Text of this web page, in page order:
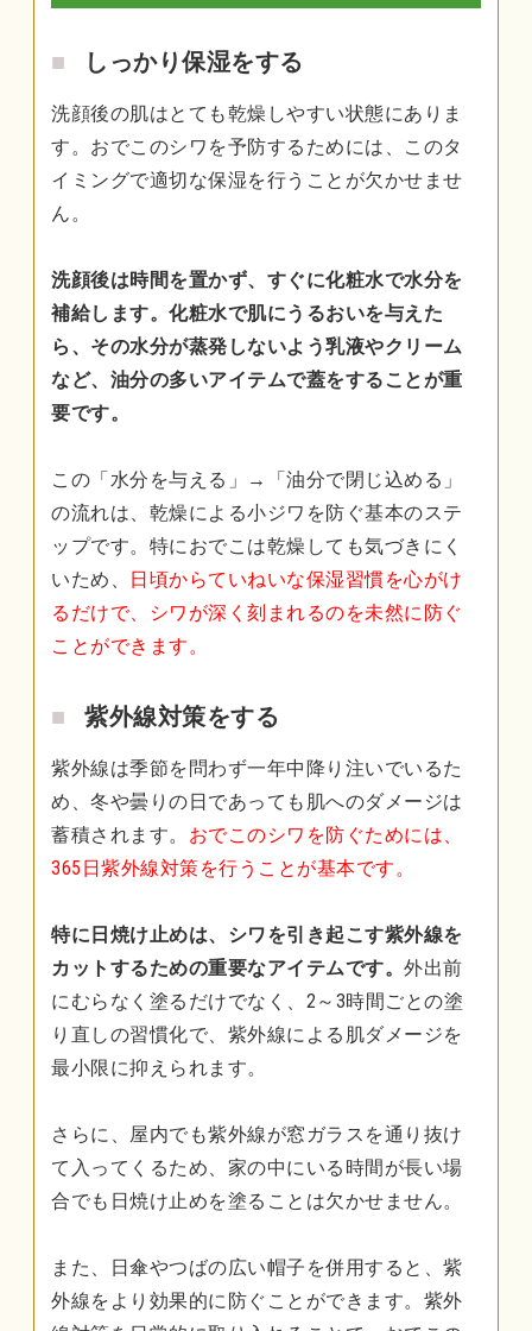
しっかり保湿をする
洗顔後の肌はとても乾燥しやすい状態にありま
す。おでこのシワを予防するためには、このタ
イミングで適切な保湿を行うことが欠かせませ
ん。
洗顔後は時間を置かず、すぐに化粧水で水分を
補給します。化粧水で肌にうるおいを与えた
ら、その水分が蒸発しないよう乳液やクリーム
など、油分の多いアイテムで蓋をすることが重
要です。
この「水分を与える」→「油分で閉じ込める」
の流れは、乾燥による小ジワを防ぐ基本のステ
ップです。特におでこは乾燥しても気づきにく
いため、
日頃からていねいな保湿習慣を心がけ
るだけで、シワが深く刻まれるのを未然に防ぐ
ことができます。
紫外線対策をする
紫外線は季節を問わず一年中降り注いでいるた
め、冬や曇りの日であっても肌へのダメージは
蓄積されます。 おでこのシワを防ぐためには、
365日紫外線対策を行うことが基本です。
特に日焼け止めは、シワを引き起こす紫外線を
カットするための重要なアイテムです。 外出前
にむらなく塗るだけでなく、2～3時間ごとの塗
り直しの習慣化で、紫外線による肌ダメージを
最小限に抑えられます。
さらに、屋内でも紫外線が窓ガラスを通り抜け
て入ってくるため、家の中にいる時間が長い場
合でも日焼け止めを塗ることは欠かせません。
また、日傘やつばの広い帽子を併用すると、紫
外線をより効果的に防ぐことができます。紫外